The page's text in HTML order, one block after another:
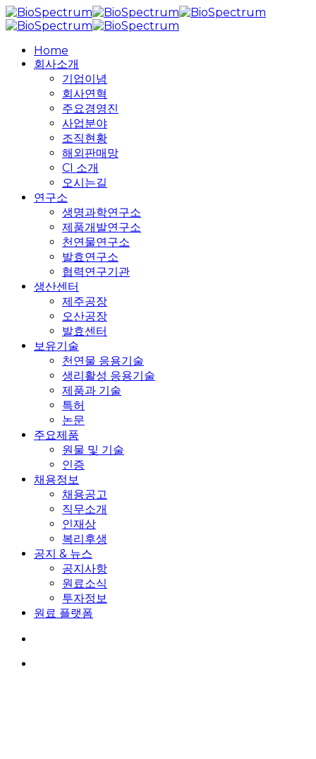
Skip
to
content
search
MenuHome
회사소개
기업이념
회사연혁
주요경영진
사업분야
조직현황
해외판매망
CI 소개
오시는길
연구소
생명과학연구소
제품개발연구소
천연물연구소
발효연구소
협력연구기관
생산센터
제주공장
오산공장
발효센터
보유기술
천연물 응용기술
생리활성 응용기술
제품과 기술
특허
논문
주요제품
원물 및 기술
인증
채용정보
채용공고
직무소개
인재상
복리후생
공지 & 뉴스
공지사항
원료소식
투자정보
원료 플랫폼